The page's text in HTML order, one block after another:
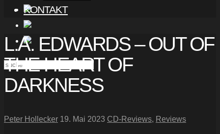
KONTAKT
L.A. EDWARDS – OUT OF
THE HEART OF
DARKNESS
Peter Hollecker 19. Mai 2023 CD-Reviews, Reviews